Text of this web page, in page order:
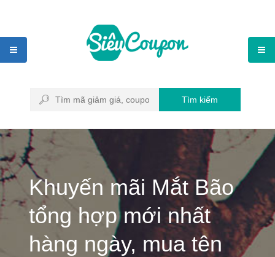
Tìm kiếm
Khuyến mãi Mắt Bão
tổng hợp mới nhất
hàng ngày, mua tên